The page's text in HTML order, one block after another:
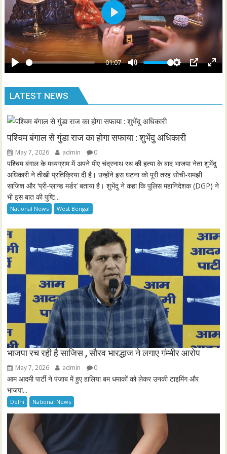
e
e
P
l
a
01:07
M
S
n
s
P
E
l
s
e
n
P
l
a
y
LATEST NEWS
पश्चिम बंगाल से गुंडा राज का होगा सफाया : शुभेंदु अधिकारी
May 7, 2026 admin 0
पश्चिम बंगाल के मध्यग्राम में अपने पीए चंद्रनाथ रथ की हत्या के बाद भाजपा नेता शुभेंदु
अधिकारी ने तीखी प्रतिक्रिया दी है। उन्होंने इस घटना को पूरी तरह सोची-समझी
साजिश और ‘प्री-प्लान्ड मर्डर’ बताया है। शुभेंदु ने कहा कि पुलिस महानिदेशक (DGP) ने
भी इस बात की पुष्टि...
National News West Bengal
भाजपा रच रही है साजिस , सौरव भारद्धाज ने लगाए गंम्भीर आरोप
May 7, 2026 admin 0
आम आदमी पार्टी ने पंजाब में हुए हालिया बम धमाकों को लेकर उनकी टाइमिंग और
भाजपा...
Delhi National News